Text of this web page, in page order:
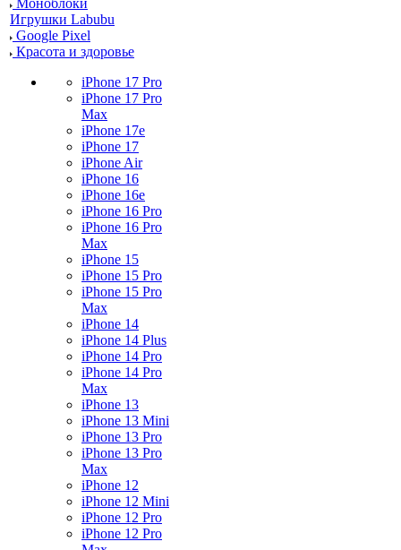
Моноблоки
Игрушки Labubu
Google Pixel
Красота и здоровье
iPhone 17 Pro
iPhone 17 Pro
Max
iPhone 17e
iPhone 17
iPhone Air
iPhone 16
iPhone 16e
iPhone 16 Pro
iPhone 16 Pro
Max
iPhone 15
iPhone 15 Pro
iPhone 15 Pro
Max
iPhone 14
iPhone 14 Plus
iPhone 14 Pro
iPhone 14 Pro
Max
iPhone 13
iPhone 13 Mini
iPhone 13 Pro
iPhone 13 Pro
Max
iPhone 12
iPhone 12 Mini
iPhone 12 Pro
iPhone 12 Pro